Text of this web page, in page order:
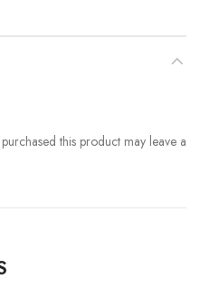
this product may leave a